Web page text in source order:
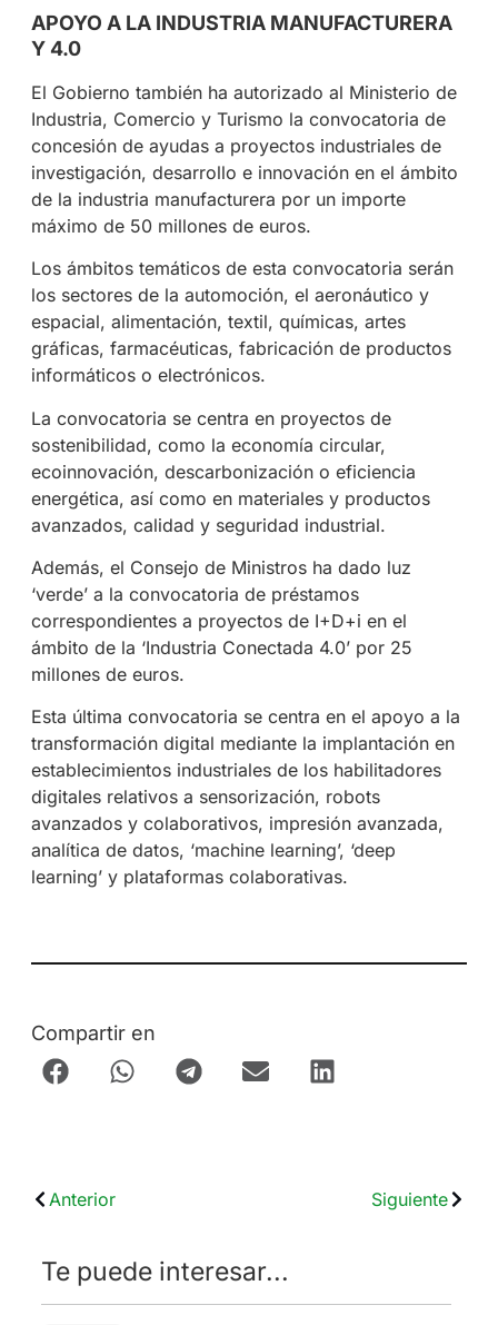
APOYO A LA INDUSTRIA MANUFACTURERA
Y 4.0
El Gobierno también ha autorizado al Ministerio de
Industria, Comercio y Turismo la convocatoria de
concesión de ayudas a proyectos industriales de
investigación, desarrollo e innovación en el ámbito
de la industria manufacturera por un importe
máximo de 50 millones de euros.
Los ámbitos temáticos de esta convocatoria serán
los sectores de la automoción, el aeronáutico y
espacial, alimentación, textil, químicas, artes
gráficas, farmacéuticas, fabricación de productos
informáticos o electrónicos.
La convocatoria se centra en proyectos de
sostenibilidad, como la economía circular,
ecoinnovación, descarbonización o eficiencia
energética, así como en materiales y productos
avanzados, calidad y seguridad industrial.
Además, el Consejo de Ministros ha dado luz
‘verde’ a la convocatoria de préstamos
correspondientes a proyectos de I+D+i en el
ámbito de la ‘Industria Conectada 4.0’ por 25
millones de euros.
Esta última convocatoria se centra en el apoyo a la
transformación digital mediante la implantación en
establecimientos industriales de los habilitadores
digitales relativos a sensorización, robots
avanzados y colaborativos, impresión avanzada,
analítica de datos, ‘machine learning’, ‘deep
learning’ y plataformas colaborativas.
Compartir en
Anterior Siguiente
Te puede interesar...